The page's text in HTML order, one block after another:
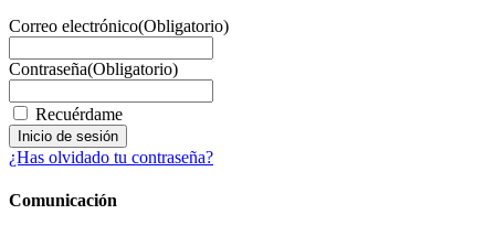
Correo electrónico(Obligatorio)
Contraseña(Obligatorio)
Recuérdame
¿Has olvidado tu contraseña?
Comunicación